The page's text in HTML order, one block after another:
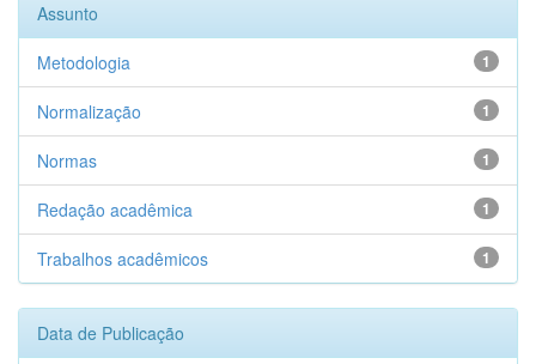
Assunto
1
Metodologia
1
Normalização
1
Normas
1
Redação acadêmica
1
Trabalhos acadêmicos
Data de Publicação